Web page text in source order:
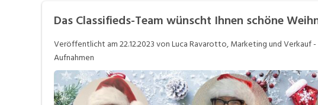
Videos
Das Classifieds-Team wünscht Ihnen schöne
Veröffentlicht am22.12.2023von Luca Ravarotto, Marketing und Verkauf
Aufnahmen